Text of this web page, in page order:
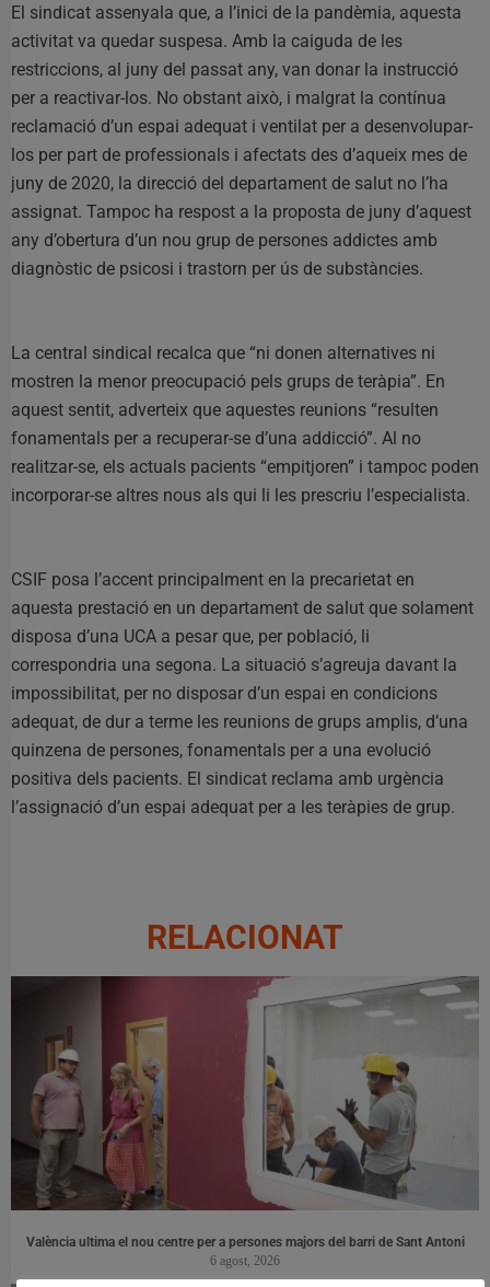
El sindicat assenyala que, a l’inici de la pandèmia, aquesta
activitat va quedar suspesa. Amb la caiguda de les
restriccions, al juny del passat any, van donar la instrucció
per a reactivar-los. No obstant això, i malgrat la contínua
reclamació d’un espai adequat i ventilat per a desenvolupar-
los per part de professionals i afectats des d’aqueix mes de
juny de 2020, la direcció del departament de salut no l’ha
assignat. Tampoc ha respost a la proposta de juny d’aquest
any d’obertura d’un nou grup de persones addictes amb
diagnòstic de psicosi i trastorn per ús de substàncies.
La central sindical recalca que “ni donen alternatives ni
mostren la menor preocupació pels grups de teràpia”. En
aquest sentit, adverteix que aquestes reunions “resulten
fonamentals per a recuperar-se d’una addicció”. Al no
realitzar-se, els actuals pacients “empitjoren” i tampoc poden
incorporar-se altres nous als qui li les prescriu l’especialista.
CSIF posa l’accent principalment en la precarietat en
aquesta prestació en un departament de salut que solament
disposa d’una UCA a pesar que, per població, li
correspondria una segona. La situació s’agreuja davant la
impossibilitat, per no disposar d’un espai en condicions
adequat, de dur a terme les reunions de grups amplis, d’una
quinzena de persones, fonamentals per a una evolució
positiva dels pacients. El sindicat reclama amb urgència
l’assignació d’un espai adequat per a les teràpies de grup.
RELACIONAT
València ultima el nou centre per a persones majors del barri de Sant Antoni
6 agost, 2026